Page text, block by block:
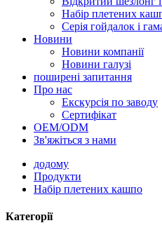
Набір плетених
Серія гойдалок і
Новини
Новини компанії
Новини галузі
поширені запитання
Про нас
Екскурсія по заводу
Сертифікат
OEM/ODM
Зв'яжіться з нами
додому
Продукти
Набір плетених кашпо
Категорії